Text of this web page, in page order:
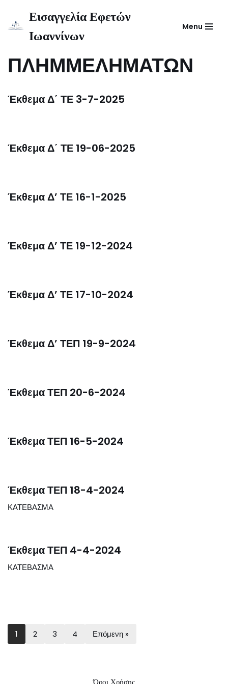
Μεταπηδήστε
Εισαγγελία Εφετών
Ιωαννίνων
Menu
ΤΡΙΜΕΛΕΣ ΕΦΕΤΕΙΟ
ΠΛΗΜΜΕΛΗΜΑΤΩΝ
Έκθεμα Δ΄ ΤΕ 3-7-2025
Έκθεμα Δ΄ ΤΕ 19-06-2025
Έκθεμα Δ’ ΤΕ 16-1-2025
Έκθεμα Δ’ ΤΕ 19-12-2024
Έκθεμα Δ’ ΤΕ 17-10-2024
Έκθεμα Δ’ ΤΕΠ 19-9-2024
Έκθεμα ΤΕΠ 20-6-2024
Έκθεμα ΤΕΠ 16-5-2024
Έκθεμα ΤΕΠ 18-4-2024
ΚΑΤΕΒΑΣΜΑ
Έκθεμα ΤΕΠ 4-4-2024
ΚΑΤΕΒΑΣΜΑ
1 2 3 4 Επόμενη »
Όροι Χρήσης